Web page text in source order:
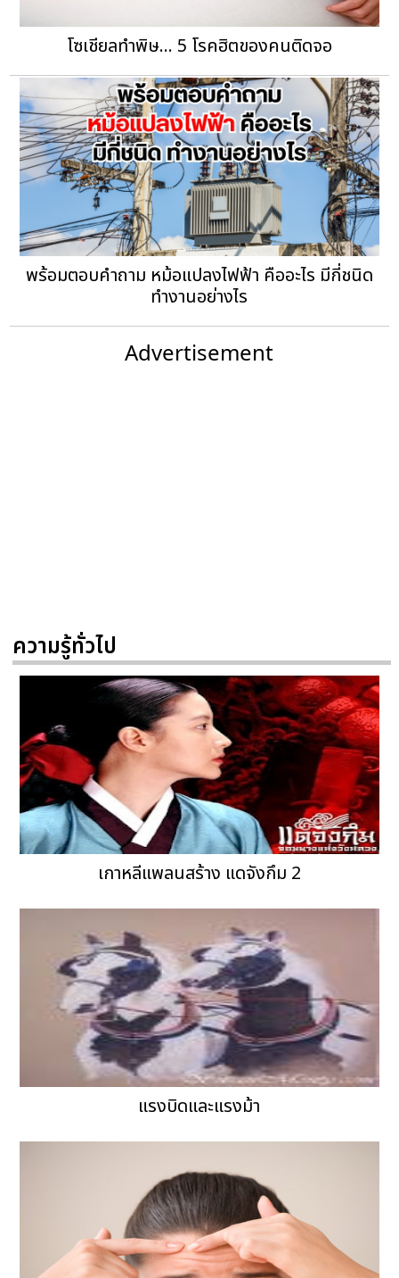
โซเชียลทำพิษ... 5 โรคฮิตของคนติดจอ
พร้อมตอบคำถาม หม้อแปลงไฟฟ้า คืออะไร มีกี่ชนิด
ทำงานอย่างไร
Advertisement
ความรู้ทั่วไป
เกาหลีแพลนสร้าง แดจังกึม 2
แรงบิดและแรงม้า